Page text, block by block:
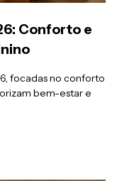
Conforto e
focadas no conforto
bem-estar e